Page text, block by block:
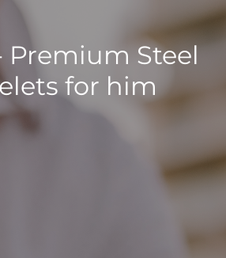
Premium Steel
for him